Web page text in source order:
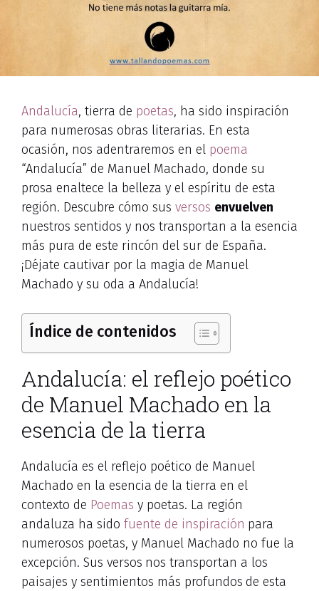
Andalucía, tierra de poetas, ha sido inspiración
para numerosas obras literarias. En esta
ocasión, nos adentraremos en el poema
“Andalucía” de Manuel Machado, donde su
prosa enaltece la belleza y el espíritu de esta
región. Descubre cómo sus versos envuelven
nuestros sentidos y nos transportan a la esencia
más pura de este rincón del sur de España.
¡Déjate cautivar por la magia de Manuel
Machado y su oda a Andalucía!
Índice de contenidos
Andalucía: el reflejo poético
de Manuel Machado en la
esencia de la tierra
Andalucía es el reflejo poético de Manuel
Machado en la esencia de la tierra en el
contexto de Poemas y poetas. La región
andaluza ha sido fuente de inspiración para
numerosos poetas, y Manuel Machado no fue la
excepción. Sus versos nos transportan a los
paisajes y sentimientos más profundos de esta